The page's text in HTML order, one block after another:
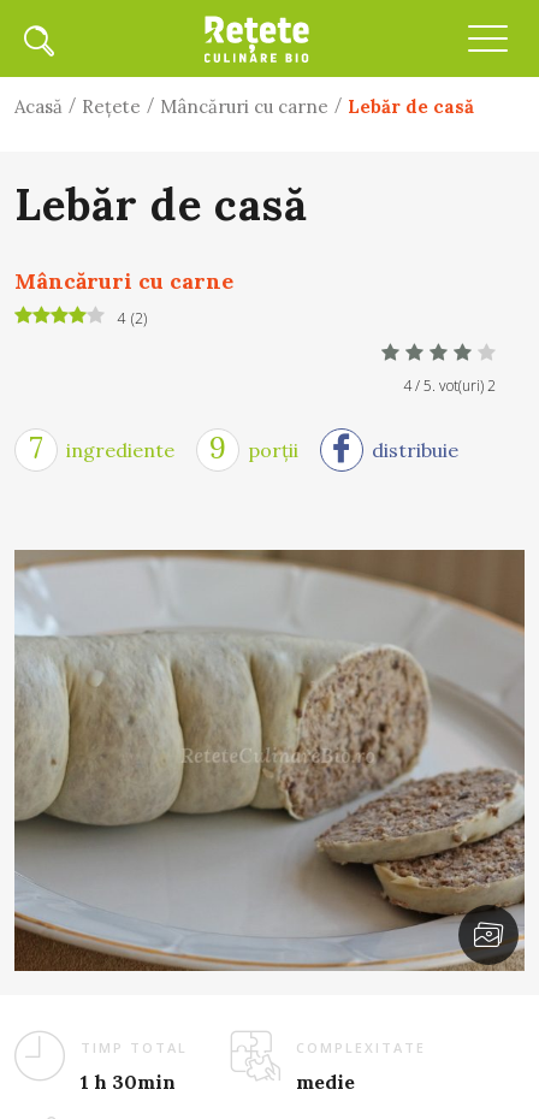
Acasă / Rețete / Mâncăruri cu carne / Lebăr de casă
Lebăr de casă
Mâncăruri cu carne
4 (2)
4/ 5. vot(uri)2
7 ingrediente 9 porții distribuie
TIMP TOTAL
1 h 30min
COMPLEXITATE
medie